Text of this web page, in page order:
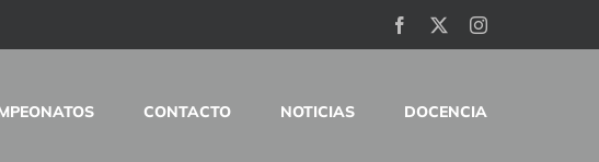
Facebook Instagram
CONTACTO NOTICIAS DOCENCIA